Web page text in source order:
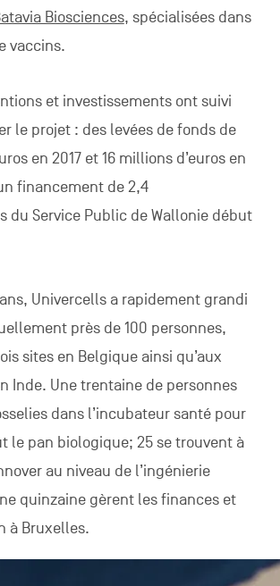
Biosciences, spécialisées dans
vaccins.
et investissements ont suivi
le projet : des levées de fonds de
en 2017 et 16 millions d’euros en
financement de 2,4
du Service Public de Wallonie début
Univercells a rapidement grandi
près de 100 personnes,
sites en Belgique ainsi qu’aux
Inde. Une trentaine de personnes
dans l’incubateur santé pour
le pan biologique; 25 se trouvent à
au niveau de l’ingénierie
quinzaine gèrent les finances et
à Bruxelles.